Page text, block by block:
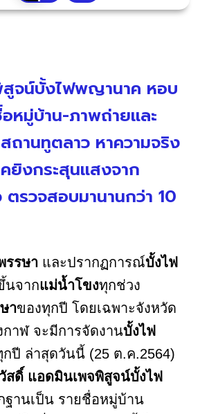
จน์บั้งไฟพญานาค หอบ
หมู่บ้าน-ภาพถ่ายและ
ถานทูตลาว หาความจริง
ยิงกระสุนแสงจาก
รวจสอบมานานกว่า 10
รรษา และปรากฏการณ์บั้งไฟ
นจากแม่น้ำโขงทุกช่วง
าของทุกปี โดยเฉพาะจังหวัด
าฬ จะมีการจัดงานบั้งไฟ
ปี ล่าสุดวันนี้ (25 ต.ค.2564)
สดิ์ แอดมินเพจพิสูจน์บั้งไฟ
ฐานเป็น รายชื่อหมู่บ้าน